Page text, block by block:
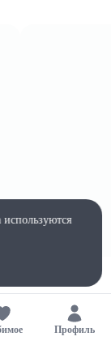
Профиль
используются